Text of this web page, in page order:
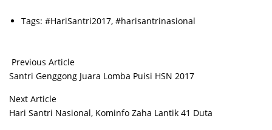
Tags: #HariSantri2017, #harisantrinasional
Previous Article
Santri Genggong Juara Lomba Puisi HSN 2017
Next Article
Hari Santri Nasional, Kominfo Zaha Lantik 41 Duta